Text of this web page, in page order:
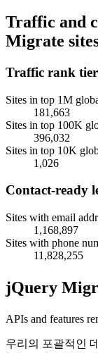
Traffic and
Migrate
Traffic rank
Sites in top 1M
181,663
Sites in top 100K
396,032
Sites in top 10K
1,026
Contact-ready
Sites with email
1,168,897
Sites with phone
11,828,255
jQuery
APIs and features
우리의 포괄적인